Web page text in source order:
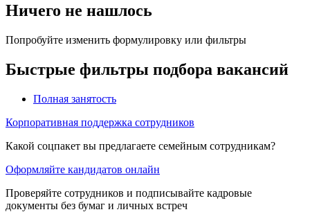
Ничего не нашлось
Попробуйте изменить формулировку или фильтры
Быстрые фильтры подбора вакансий
Полная занятость
Корпоративная поддержка сотрудников
Какой соцпакет вы предлагаете семейным сотрудникам?
Оформляйте кандидатов онлайн
Проверяйте сотрудников и подписывайте кадровые
документы без бумаг и личных встреч